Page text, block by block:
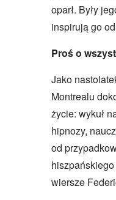
oparł. Były
inspirują go
Proś o
Jako
Montrealu
życie: wykuł
hipnozy,
od
wiersze